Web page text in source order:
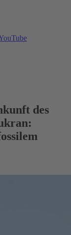
des